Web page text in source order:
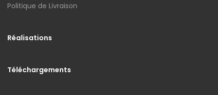
Politique de Livraison
Réalisations
Téléchargements